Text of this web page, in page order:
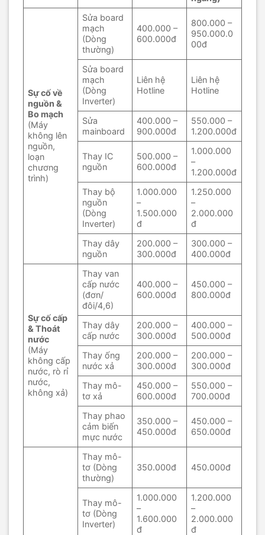
Sự cố về
nguồn &
Bo mạch
(Máy
không lên
nguồn,
loạn
chương
trình)
Sửa board
mạch
(Dòng
thường)
400.000 –
600.000đ
800.000 –
950.000.0
00đ
Sửa board
mạch
(Dòng
Inverter)
Liên hệ
Hotline
Liên hệ
Hotline
Sửa
mainboard
400.000 –
900.000đ
550.000 –
1.200.000đ
Thay IC
nguồn
500.000 –
600.000đ
1.000.000
–
1.200.000đ
Thay bộ
nguồn
(Dòng
Inverter)
1.000.000
–
1.500.000
đ
1.250.000
–
2.000.000
đ
Thay dây
nguồn
200.000 –
300.000đ
300.000 –
400.000đ
Sự cố cấp
& Thoát
nước
(Máy
không cấp
nước, rò rỉ
nước,
không xả)
Thay van
cấp nước
(đơn/
đôi/4,6)
400.000 –
600.000đ
450.000 –
800.000đ
Thay dây
cấp nước
200.000 –
300.000đ
400.000 –
500.000đ
Thay ống
nước xả
200.000 –
300.000đ
200.000 –
300.000đ
Thay mô-
tơ xả
450.000 –
600.000đ
550.000 –
700.000đ
Thay phao
cảm biến
mực nước
350.000 –
450.000đ
450.000 –
650.000đ
Thay mô-
tơ (Dòng
thường)
350.000đ 450.000đ
Thay mô-
tơ (Dòng
Inverter)
1.000.000
–
1.600.000
đ
1.200.000
–
2.000.000
đ